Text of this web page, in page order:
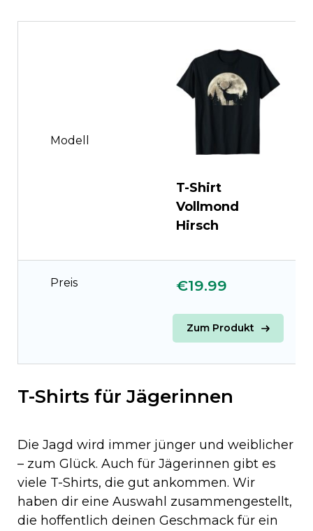
Modell
T-Shirt
Vollmond
Hirsch
Preis €19.99
Zum Produkt
T-Shirts für Jägerinnen
Die Jagd wird immer jünger und weiblicher
– zum Glück. Auch für Jägerinnen gibt es
viele T-Shirts, die gut ankommen. Wir
haben dir eine Auswahl zusammengestellt,
die hoffentlich deinen Geschmack für ein